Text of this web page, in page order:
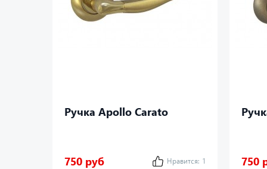
Ручка Apollo Carato
750 руб Нравится: 1 750